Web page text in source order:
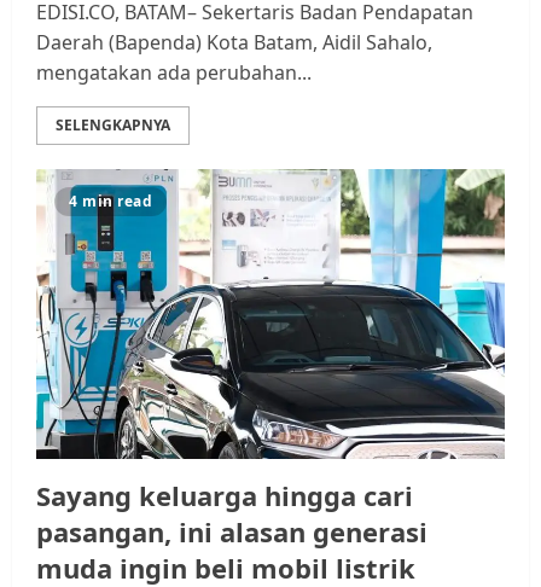
EDISI.CO, BATAM– Sekertaris Badan Pendapatan
Daerah (Bapenda) Kota Batam, Aidil Sahalo,
mengatakan ada perubahan...
SELENGKAPNYA
4 min read
Sayang keluarga hingga cari
pasangan, ini alasan generasi
muda ingin beli mobil listrik
3
Datangi Pemko Batam, Warga
Rempang Protes Lahan Mereka
Diambil untuk Sekolah Rakyat
JULI 21, 2026
4
Warga Rempang Ajukan
Audiensi dengan Wali Kota
Batam, Soroti Aktivitas yang
Resahkan Warga
JULI 17, 2026 0